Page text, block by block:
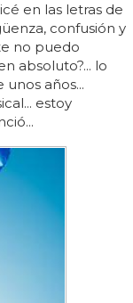
en las letras de
confusión y
no puedo
absoluto?... lo
años...
estoy